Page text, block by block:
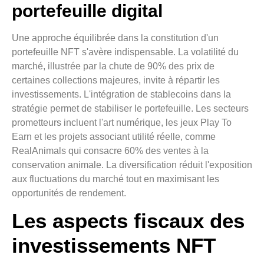
portefeuille digital
Une approche équilibrée dans la constitution d'un
portefeuille NFT s'avère indispensable. La volatilité du
marché, illustrée par la chute de 90% des prix de
certaines collections majeures, invite à répartir les
investissements. L'intégration de stablecoins dans la
stratégie permet de stabiliser le portefeuille. Les secteurs
prometteurs incluent l'art numérique, les jeux Play To
Earn et les projets associant utilité réelle, comme
RealAnimals qui consacre 60% des ventes à la
conservation animale. La diversification réduit l'exposition
aux fluctuations du marché tout en maximisant les
opportunités de rendement.
Les aspects fiscaux des
investissements NFT